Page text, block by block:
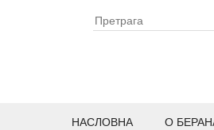
НАСЛОВНА O